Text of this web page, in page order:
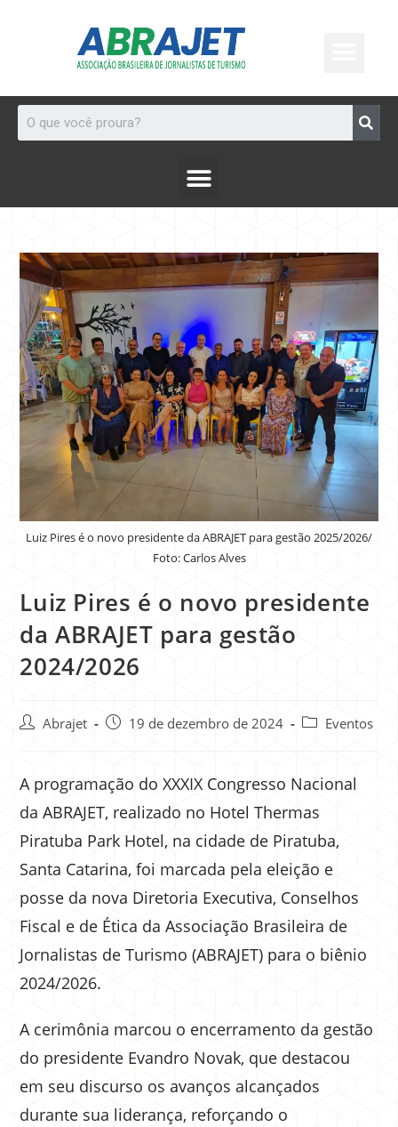
Luiz Pires é o novo presidente da ABRAJET para gestão 2025/2026/
Foto: Carlos Alves
Luiz Pires é o novo presidente
da ABRAJET para gestão
2024/2026
Abrajet 19 de dezembro de 2024 Eventos
A programação do XXXIX Congresso Nacional
da ABRAJET, realizado no Hotel Thermas
Piratuba Park Hotel, na cidade de Piratuba,
Santa Catarina, foi marcada pela eleição e
posse da nova Diretoria Executiva, Conselhos
Fiscal e de Ética da Associação Brasileira de
Jornalistas de Turismo (ABRAJET) para o biênio
2024/2026.
A cerimônia marcou o encerramento da gestão
do presidente Evandro Novak, que destacou
em seu discurso os avanços alcançados
durante sua liderança, reforçando o